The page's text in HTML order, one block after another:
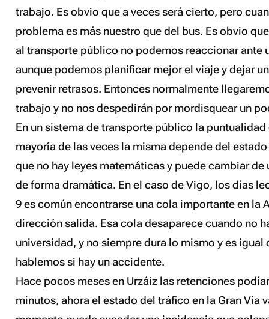
trabajo. Es obvio que a veces será cierto, pero
problema es más nuestro que del bus. Es obvio
al transporte público no podemos reaccionar ante
aunque podemos planificar mejor el viaje y dejar
prevenir retrasos. Entonces normalmente
trabajo y no nos despedirán por mordisquear un
En un sistema de transporte público la puntualidad
mayoría de las veces la misma depende del
que no hay leyes matemáticas y puede cambiar de
de forma dramática. En el caso de Vigo, los días
9 es común encontrarse una cola importante en la
dirección salida. Esa cola desaparece cuando no
universidad, y no siempre dura lo mismo y es igual
hablemos si hay un accidente.
Hace pocos meses en Urzáiz las retenciones
minutos, ahora el estado del tráfico en la Gran Vía